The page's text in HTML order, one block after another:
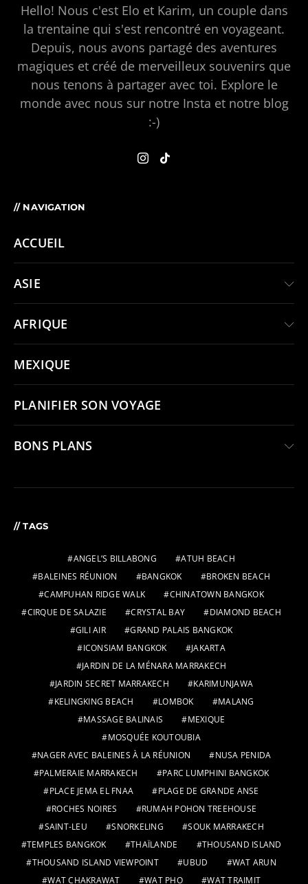
Hello! Nous c'est Elo et Karim, un couple dans
la trentaine qui s'est rencontré en voyageant.
Depuis, nous avons partagé des aventures
magiques et créé de merveilleux souvenirs que
nous tenons à partager avec toi. Explore le
monde avec nous sur notre Insta et notre blog
:-)
// NAVIGATION
ACCUEIL
ASIE
AFRIQUE
MEXIQUE
PLANIFIER SON VOYAGE
BONS PLANS
// TAGS
ANGEL’S BILLABONG
ATUH BEACH
BALEINES RÉUNION
BANGKOK
BROKEN BEACH
CAMPUHAN RIDGE WALK
CHINATOWN BANGKOK
CIRQUE DE SALAZIE
CRYSTAL BAY
DIAMOND BEACH
GILI AIR
GRAND PALAIS BANGKOK
ICONSIAM BANGKOK
JAKARTA
JARDIN DE LA MÉNARA MARRAKECH
JARDIN SECRET MARRAKECH
KARIMUNJAWA
KELINGKING BEACH
LOMBOK
MALANG
MASSAGE BALINAIS
MEXIQUE
MOSQUÉE KOUTOUBIA
NAGER AVEC BALEINES À LA RÉUNION
NUSA PENIDA
PALMERAIE MARRAKECH
PARC LUMPHINI BANGKOK
PLACE JEMA EL FNAA
PLAGE DE GRANDE ANSE
ROCHES NOIRES
RUMAH POHON TREEHOUSE
SAINT-LEU
SNORKELING
SOUK MARRAKECH
TEMPLES BANGKOK
THAÏLANDE
THOUSAND ISLAND
THOUSAND ISLAND VIEWPOINT
UBUD
WAT ARUN
WAT CHAKRAWAT
WAT PHO WAT TRAIMIT